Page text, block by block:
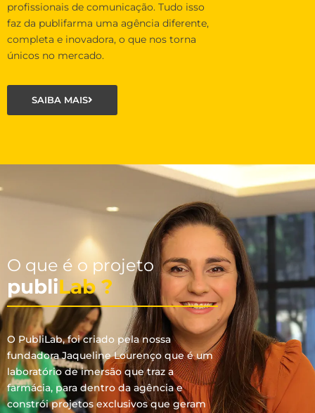
profissionais de comunicação. Tudo isso
faz da publifarma uma agência diferente,
completa e inovadora, o que nos torna
únicos no mercado.
SAIBA MAIS
O que é o projeto
publiLab ?
O PubliLab, foi criado pela nossa
fundadora Jaqueline Lourenço que é um
laboratório de imersão que traz a
farmácia, para dentro da agência e
constrói projetos exclusivos que geram